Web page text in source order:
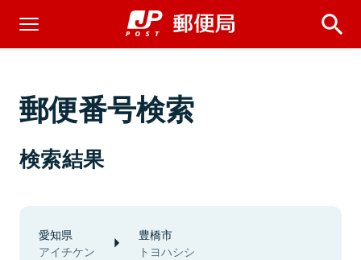
郵便番号検索
検索結果
愛知県
アイチケン
豊橋市
トヨハシシ